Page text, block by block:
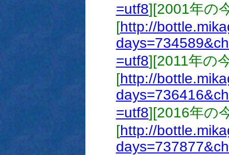
=utf8][2001年の
[http://
=utf8][2011年の
[http://
=utf8][2016年の
[http://